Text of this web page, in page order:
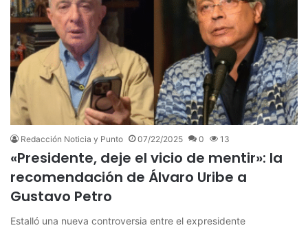
Redacción Noticia y Punto 07/22/2025 0 13
«Presidente, deje el vicio de mentir»: la
recomendación de Álvaro Uribe a
Gustavo Petro
Estalló una nueva controversia entre el expresidente